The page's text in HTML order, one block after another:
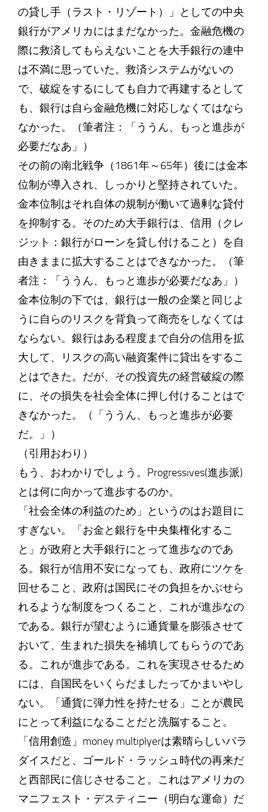
の貸し手（ラスト・リゾート）」としての中央
銀行がアメリカにはまだなかった。金融危機の
際に救済してもらえないことを大手銀行の連中
は不満に思っていた。救済システムがないの
で、破綻をするにしても自力で再建するとして
も、銀行は自ら金融危機に対応しなくてはなら
なかった。（筆者注：「ううん、もっと進歩が
必要だなあ」）
その前の南北戦争（1861年～65年）後には金本
位制が導入され、しっかりと堅持されていた。
金本位制はそれ自体の規制が働いて過剰な貸付
を抑制する。そのため大手銀行は、信用（クレ
ジット：銀行がローンを貸し付けること）を自
由きままに拡大することはできなかった。（筆
者注：「ううん、もっと進歩が必要だなあ」）
金本位制の下では、銀行は一般の企業と同じよ
うに自らのリスクを背負って商売をしなくては
ならない。銀行はある程度まで自分の信用を拡
大して、リスクの高い融資案件に貸出をするこ
とはできた。だが、その投資先の経営破綻の際
に、その損失を社会全体に押し付けることはで
きなかった。（「ううん、もっと進歩が必要
だ。」）
（引用おわり）
もう、おわかりでしょう。Progressives(進歩派)
とは何に向かって進歩するのか。
「社会全体の利益のため」というのはお題目に
すぎない。「お金と銀行を中央集権化するこ
と」が政府と大手銀行にとって進歩なのであ
る。銀行が信用不安になっても、政府にツケを
回せること、政府は国民にその負担をかぶせら
れるような制度をつくること、これが進歩なの
である。銀行が望むように通貨量を膨張させて
おいて、生まれた損失を補填してもらうのであ
る。これが進歩である。これを実現させるため
には、自国民をいくらだましたってかまいやし
ない。「通貨に弾力性を持たせる」ことが農民
にとって利益になることだと洗脳すること。
「信用創造」money multiplyerは素晴らしいパラ
ダイスだと、ゴールド・ラッシュ時代の再来だ
と西部民に信じさせること。これはアメリカの
マニフェスト・デスティニー（明白な運命）だ